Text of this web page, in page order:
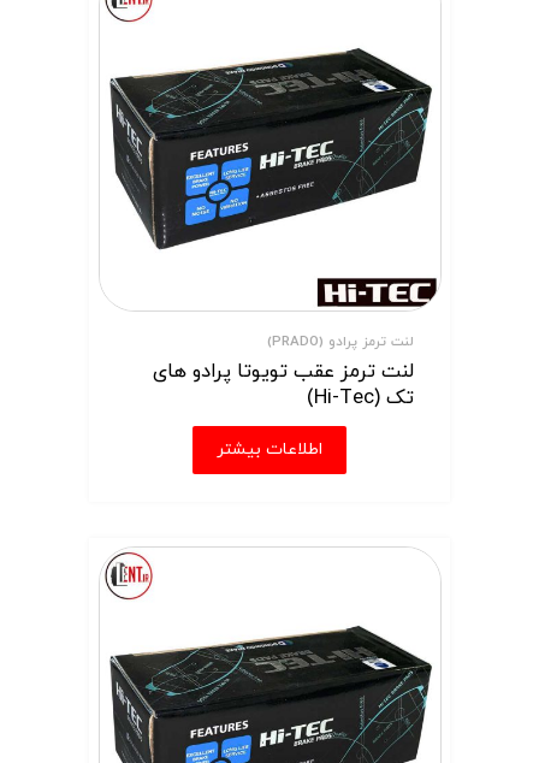
لنت ترمز پرادو (PRADO)
لنت ترمز عقب تویوتا پرادو های
تک (Hi-Tec)
اطلاعات بیشتر